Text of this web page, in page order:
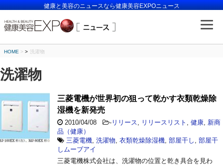
健康と美容のニュースなら健康美容EXPOニュース
HOME > 洗濯物
洗濯物
三菱電機が世界初の狙って乾かす衣類乾燥除
湿機を新発売
2010/04/08 - リリース リリースリスト 健康 新商
品（健康）
三菱電機 洗濯物 衣類乾燥除湿機 部屋干し
部屋干
しムーブアイ
三菱電機株式会社は、洗濯物の位置と乾き具合を見わ